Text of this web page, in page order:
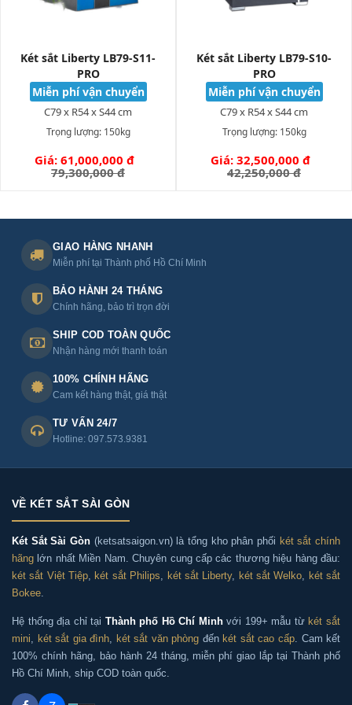
hàng nhanh COD toàn quốc.
miền Nam.
Phụ kiện Két sắt Liberty LB79-S11-
PRO
2 chìa cơ dự phòng
Tài liệu hướng dẫn tiếng Việt
4 pin AA Alkaline (lắp sẵn)
Bộ ốc vít gắn tường/sàn (chống di dời)
Một số lưu ý khi lựa chọn Két sắt
Liberty LB79-S11-PRO
- Dung tích, Kích thước két sắt phù hợp với nhu cầu sử
dụng: dung tích, kích thước két sẽ quy định lượng đồ
vật bạn có thể bỏ vào két. Bạn nên chọn kích thước tuỳ
theo nhu cầu cần lưu trữ
sắt khoá vân tay, điện tử hay khoá cơ và chọn tuỳ theo
nhu cầu sử dụng.
- Khả năng chữa cháy - an toàn: nên chọn két sắt chữa
cháy để bảo vệ tài sản, giấy tờ phòng khi xảy ra hoả
đạt tiêu chuẩn chữa cháy, bạn hoàn toàn yên tâm khi
lựa chọn chiếc két sắt này
Két sắt Liberty LB79-S11-
PRO
Miễn phí vận chuyển
C79 x R54 x S44 cm
Trọng lượng:150kg
Giá: 61,000,000 đ
79,300,000 đ
GIỎ HÀNG
Két sắt Liberty LB79-S10-
PRO
Miễn phí vận chuyển
C79 x R54 x S44 cm
Trọng lượng:150kg
Giá: 32,500,000 đ
42,250,000 đ
GIỎ HÀNG
GIAO HÀNG NHANH
Miễn phí tại Thành phố Hồ Chí Minh
BẢO HÀNH 24 THÁNG
Chính hãng, bảo trì trọn đời
SHIP COD TOÀN QUỐC
Nhận hàng mới thanh toán
100% CHÍNH HÃNG
Cam kết hàng thật, giá thật
TƯ VẤN 24/7
Hotline: 097.573.9381
VỀ KÉT SẮT SÀI GÒN
Két Sắt Sài Gòn (ketsatsaigon.vn) là tổng kho phân phối két sắt chính
hãng lớn nhất Miền Nam. Chuyên cung cấp các thương hiệu hàng đầu:
két sắt Việt Tiệp két sắt Philips két sắt Liberty, két sắt Welko
két sắt
Bokee
Hệ thống địa chỉ tại Thành phố Hồ Chí Minhvới 199+ mẫu từ két sắt
mini
két sắt gia đình két sắt văn phòng đến két sắt cao cấp . Cam kết
100% chính hãng, bảo hành 24 tháng, miễn phí giao lắp tại Thành phố
Hồ Chí Minh, ship COD toàn quốc.